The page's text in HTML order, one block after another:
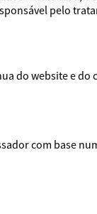
pelo
do website e do
com base